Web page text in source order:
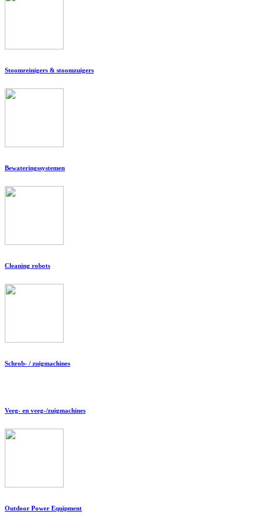
Stoomreinigers & stoomzuigers
Bewateringssystemen
Cleaning robots
Schrob- / zuigmachines
Veeg- en veeg-/zuigmachines
Outdoor Power Equipment